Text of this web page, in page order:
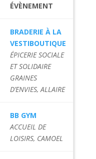
ÉVÈNEMENT
BRADERIE À LA
VESTIBOUTIQUE
ÉPICERIE SOCIALE
ET SOLIDAIRE
GRAINES
D’ENVIES, ALLAIRE
BB GYM
ACCUEIL DE
LOISIRS, CAMOEL